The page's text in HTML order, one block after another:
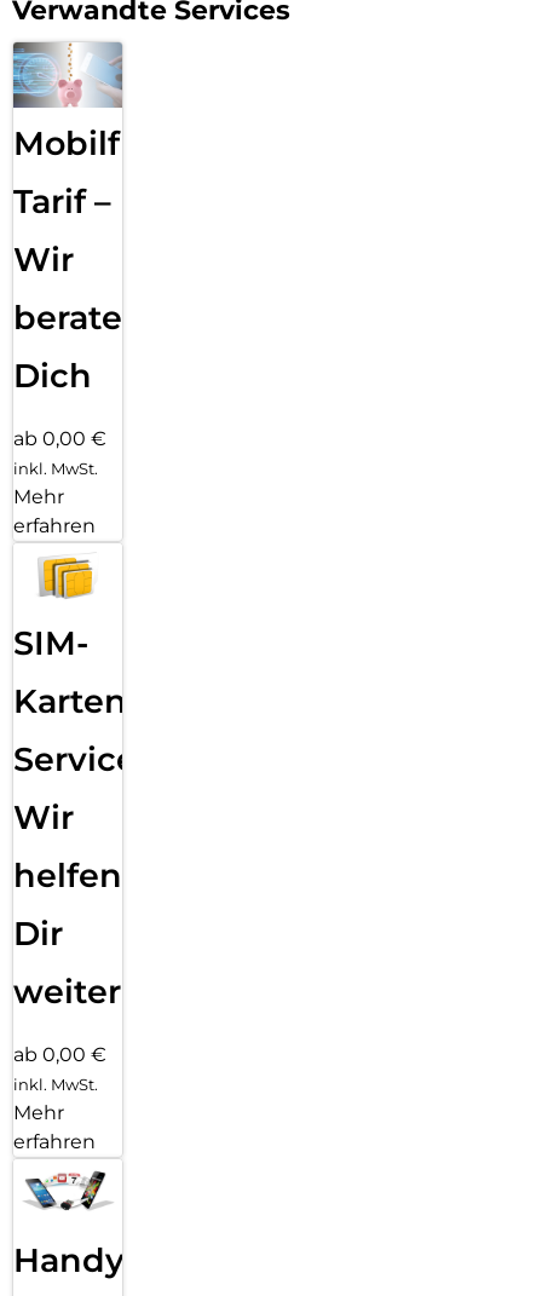
Verwandte Services
Mobilfunk
Tarif –
Wir
beraten
Dich
ab 0,00 €
inkl. MwSt.
Mehr
erfahren
SIM-
Karten
Service:
Wir
helfen
Dir
weiter
ab 0,00 €
inkl. MwSt.
Mehr
erfahren
Handy